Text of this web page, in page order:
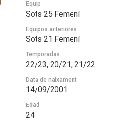
Equip
Sots 25 Femení
Equipos anteriores
Sots 21 Femení
Temporadas
22/23, 20/21, 21/22
Data de naixament
14/09/2001
Edad
24